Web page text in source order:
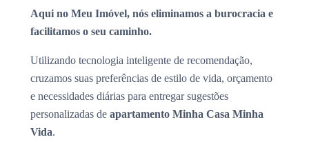
Aqui no Meu Imóvel, nós eliminamos a burocracia e
facilitamos o seu caminho.
Utilizando tecnologia inteligente de recomendação,
cruzamos suas preferências de estilo de vida, orçamento
e necessidades diárias para entregar sugestões
personalizadas de apartamento Minha Casa Minha
Vida.